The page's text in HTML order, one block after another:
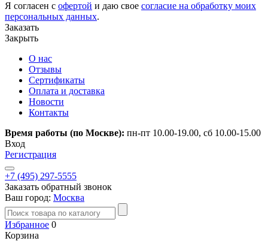
Я согласен с офертой и даю свое согласие на обработку моих
персональных данных.
Заказать
Закрыть
О нас
Отзывы
Сертификаты
Оплата и доставка
Новости
Контакты
Время работы (по Москве): пн-пт 10.00-19.00, сб 10.00-15.00
Вход
Регистрация
+7 (495) 297-5555
Заказать обратный звонок
Ваш город: Москва
Избранное 0
Корзина